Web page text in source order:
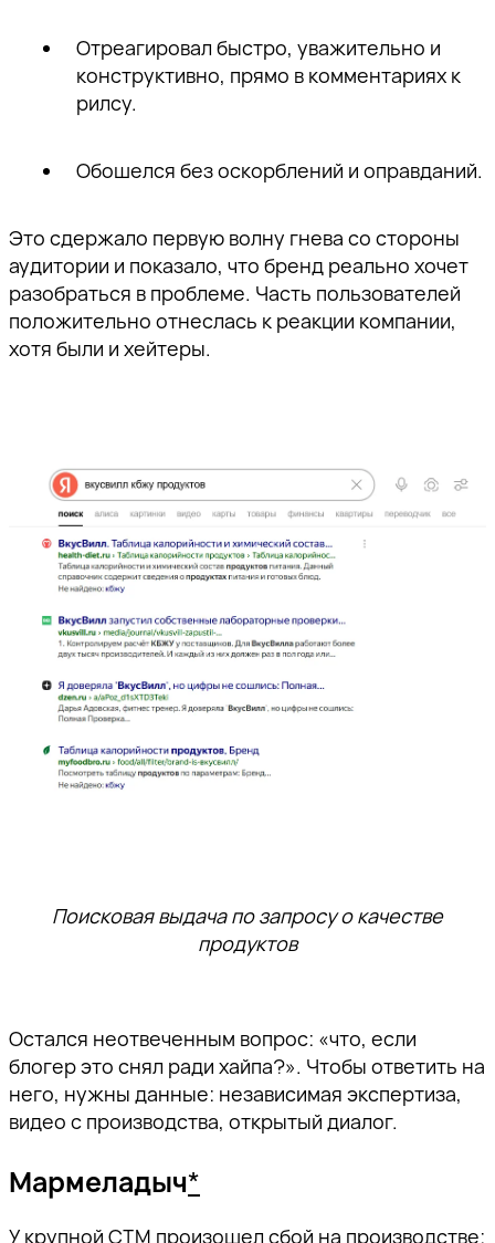
Отреагировал быстро, уважительно и
конструктивно, прямо в комментариях к
рилсу.
Обошелся без оскорблений и оправданий.
Это сдержало первую волну гнева со стороны
аудитории и показало, что бренд реально хочет
разобраться в проблеме. Часть пользователей
положительно отнеслась к реакции компании,
хотя были и хейтеры.
Поисковая выдача по запросу о качестве
продуктов
Остался неотвеченным вопрос: «что, если
блогер это снял ради хайпа?». Чтобы ответить на
него, нужны данные: независимая экспертиза,
видео с производства, открытый диалог.
Мармеладыч*
У крупной СТМ произошел сбой на производстве: